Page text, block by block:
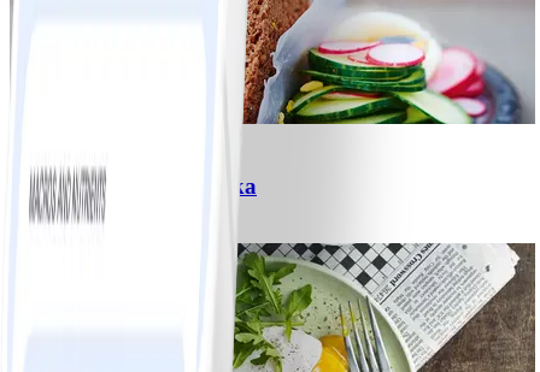
Ägg- och kycklingmacka
Lätt